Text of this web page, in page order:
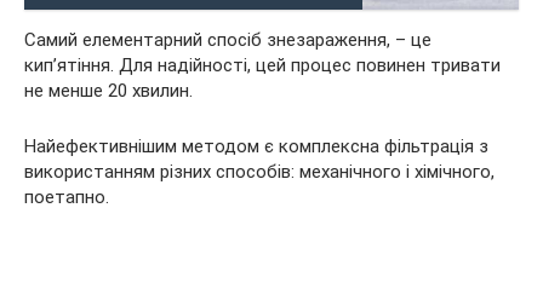
Самий елементарний спосіб знезараження, – це
кип’ятіння. Для надійності, цей процес повинен тривати
не менше 20 хвилин.
Найефективнішим методом є комплексна фільтрація з
використанням різних способів: механічного і хімічного,
поетапно.